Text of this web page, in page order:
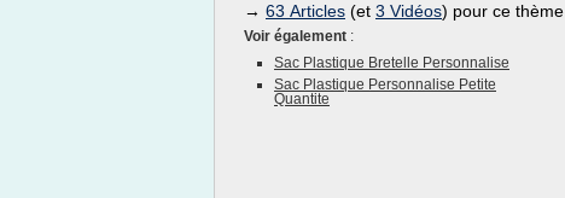
→ 63 Articles (et 3 Vidéos) pour ce thème
Voir également :
Sac Plastique Bretelle Personnalise
Sac Plastique Personnalise Petite
Quantite